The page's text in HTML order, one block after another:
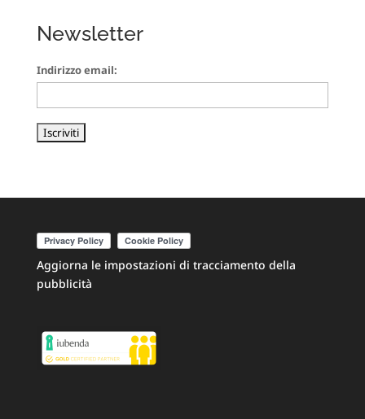
Newsletter
Indirizzo email:
Aggiorna le impostazioni di tracciamento della
pubblicità